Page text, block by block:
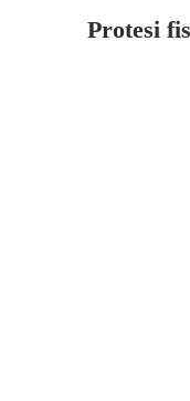
Protesi